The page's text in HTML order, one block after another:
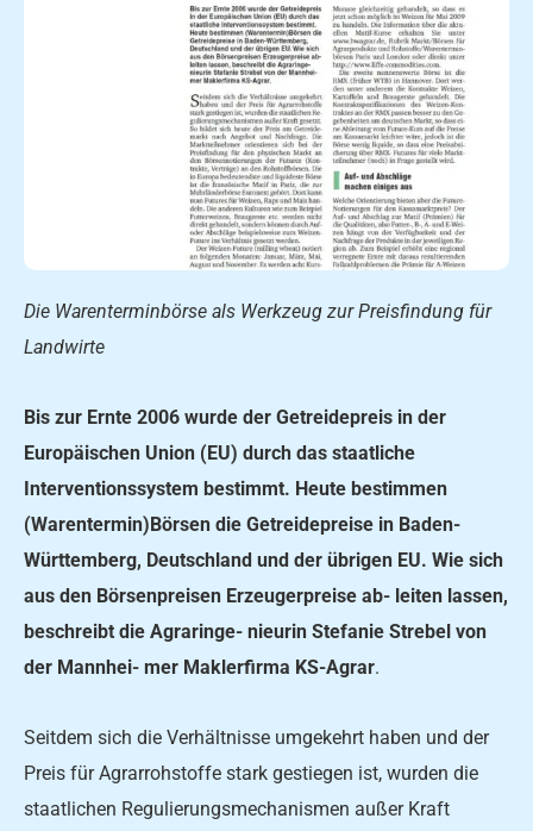
Die Warenterminbörse als Werkzeug zur Preisfindung für
Landwirte
Bis zur Ernte 2006 wurde der Getreidepreis in der
Europäischen Union (EU) durch das staatliche
Interventionssystem bestimmt. Heute bestimmen
(Warentermin)Börsen die Getreidepreise in Baden-
Württemberg, Deutschland und der übrigen EU. Wie sich
aus den Börsenpreisen Erzeugerpreise ab- leiten lassen,
beschreibt die Agraringe- nieurin Stefanie Strebel von
der Mannhei- mer Maklerfirma KS-Agrar.
Seitdem sich die Verhältnisse umgekehrt haben und der
Preis für Agrarrohstoffe stark gestiegen ist, wurden die
staatlichen Regulierungsmechanismen außer Kraft